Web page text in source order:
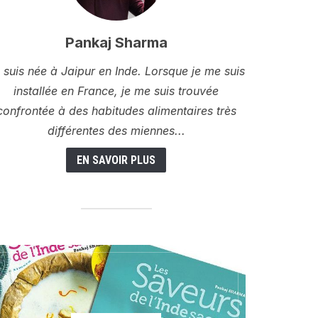
Pankaj Sharma
suis née à Jaipur en Inde. Lorsque je me suis
installée en France, je me suis trouvée
à des habitudes alimentaires très
différentes des miennes...
EN SAVOIR PLUS